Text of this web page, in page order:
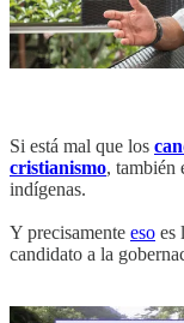
Si está mal que los
cristianismo, también
indígenas.
Y precisamente eso es
candidato a la